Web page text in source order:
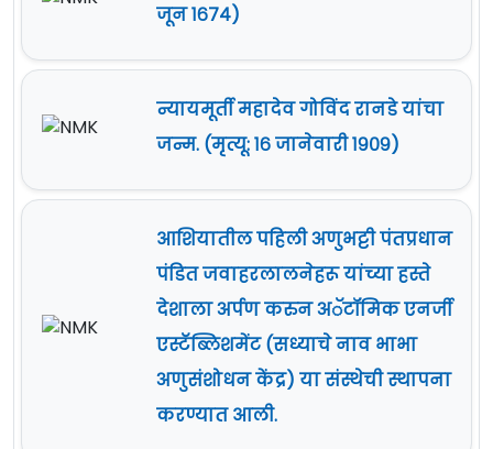
जून १६७४)
न्यायमूर्ती महादेव गोविंद रानडे यांचा
जन्म. (मृत्यू: १६ जानेवारी १९०९)
आशियातील पहिली अणुभट्टी पंतप्रधान
पंडित जवाहरलालनेहरू यांच्या हस्ते
देशाला अर्पण करुन अॅटॉमिक एनर्जी
एस्टॅब्लिशमेंट (सध्याचे नाव भाभा
अणुसंशोधन केंद्र) या संस्थेची स्थापना
करण्यात आली.